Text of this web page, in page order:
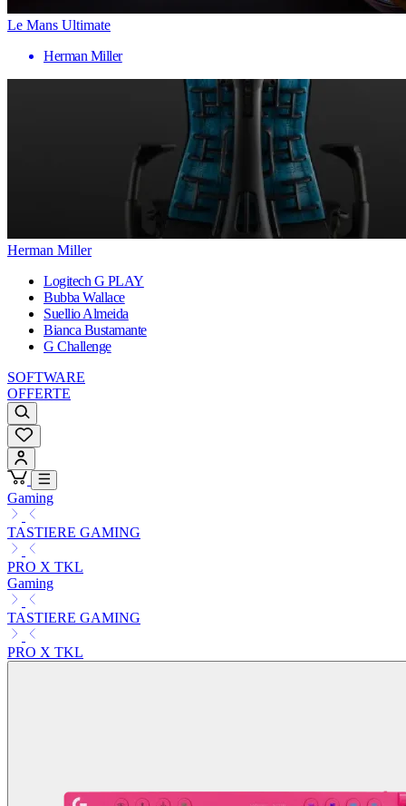
Le Mans Ultimate
Herman Miller
Herman Miller
Logitech G PLAY
Bubba Wallace
Suellio Almeida
Bianca Bustamante
G Challenge
SOFTWARE
OFFERTE
Gaming
TASTIERE GAMING
PRO X TKL
Gaming
TASTIERE GAMING
PRO X TKL